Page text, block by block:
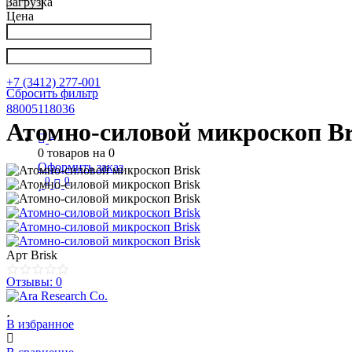
Написать в Телеграм
+7 (3412) 277-001
88005118036
0
0 товаров на 0
Оформить заказ
0 0
Цена
Сбросить фильтр
Атомно-силовой микроскоп
Арт Brisk
Отзывы: 0
В избранное